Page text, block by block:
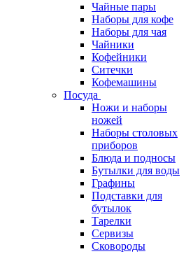
Чайные пары
Наборы для кофе
Наборы для чая
Чайники
Кофейники
Ситечки
Кофемашины
Посуда
Ножи и наборы
ножей
Наборы столовых
приборов
Блюда и подносы
Бутылки для воды
Графины
Подставки для
бутылок
Тарелки
Сервизы
Сковороды